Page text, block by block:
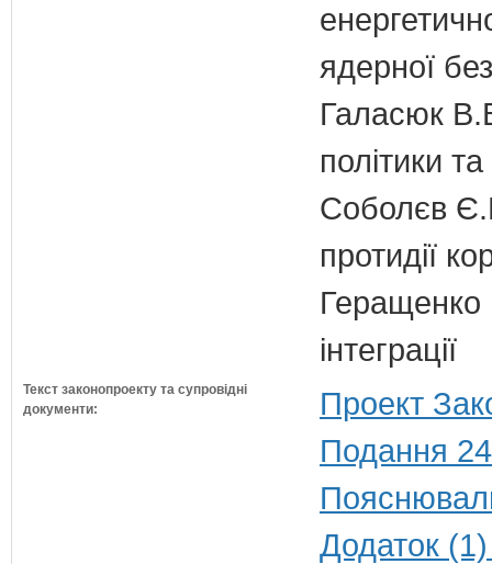
ядерної
Галасюк
політики
Соболєв
протидії
Геращенко
інтеграції
Текст законопроекту та супровідні
документи:
Проект
Подання
Додаток